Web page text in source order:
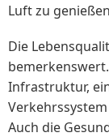
Luft zu
Die
Infrastruktur,
Auch die